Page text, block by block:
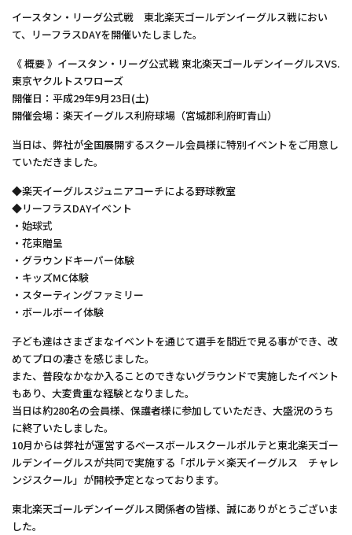
イースタン・リーグ公式戦 東北楽天ゴールデンイーグルス戦におい
て、リーフラスDAYを開催いたしました。
《 概要 》イースタン・リーグ公式戦 東北楽天ゴールデンイーグルスVS.
東京ヤクルトスワローズ
開催日：平成29年9月23日(土)
開催会場：楽天イーグルス利府球場（宮城郡利府町青山）
当日は、弊社が全国展開するスクール会員様に特別イベントをご用意し
ていただきました。
◆楽天イーグルスジュニアコーチによる野球教室
◆リーフラスDAYイベント
・始球式
・花束贈呈
・グラウンドキーパー体験
・キッズMC体験
・スターティングファミリー
・ボールボーイ体験
子ども達はさまざまなイベントを通じて選手を間近で見る事ができ、改
めてプロの凄さを感じました。
また、普段なかなか入ることのできないグラウンドで実施したイベント
もあり、大変貴重な経験となりました。
当日は約280名の会員様、保護者様に参加していただき、大盛況のうち
に終了いたしました。
10月からは弊社が運営するベースボールスクールポルテと東北楽天ゴー
ルデンイーグルスが共同で実施する「ポルテ×楽天イーグルス チャレ
ンジスクール」が開校予定となっております。
東北楽天ゴールデンイーグルス関係者の皆様、誠にありがとうございま
した。